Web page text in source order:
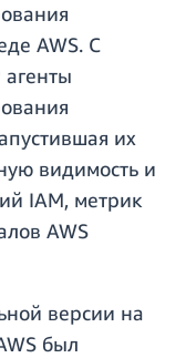
AWS. С
их
видимость и
IAM, метрик
AWS
версии на
был